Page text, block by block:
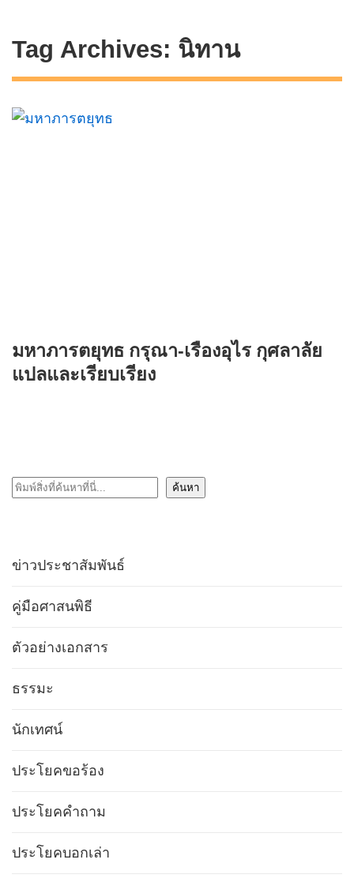
Tag Archives: นิทาน
มหาภารตยุทธ กรุณา-เรืองอุไร กุศลาลัย
แปลและเรียบเรียง
ค้นหา ค้นหา
ข่าวประชาสัมพันธ์
คู่มือศาสนพิธี
ตัวอย่างเอกสาร
ธรรมะ
นักเทศน์
ประโยคขอร้อง
ประโยคคำถาม
ประโยคบอกเล่า